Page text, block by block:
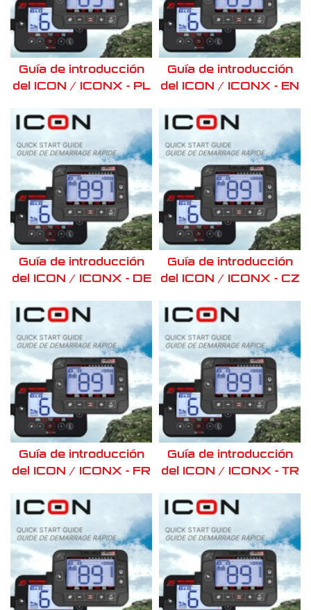
Guía de introducción
del ICON / ICONX - PL
Guía de introducción
del ICON / ICONX - EN
Guía de introducción
del ICON / ICONX - DE
Guía de introducción
del ICON / ICONX - CZ
Guía de introducción
del ICON / ICONX - FR
Guía de introducción
del ICON / ICONX - TR